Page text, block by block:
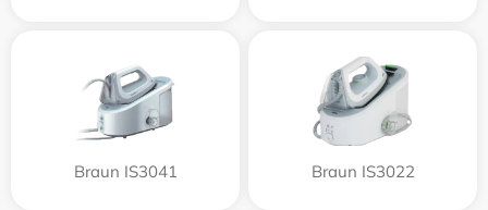
Braun IS3041 Braun IS3022